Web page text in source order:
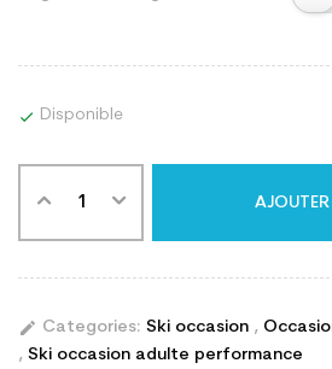
 Disponible
edit Categories: Ski occasion ,
, Ski occasion adulte performance